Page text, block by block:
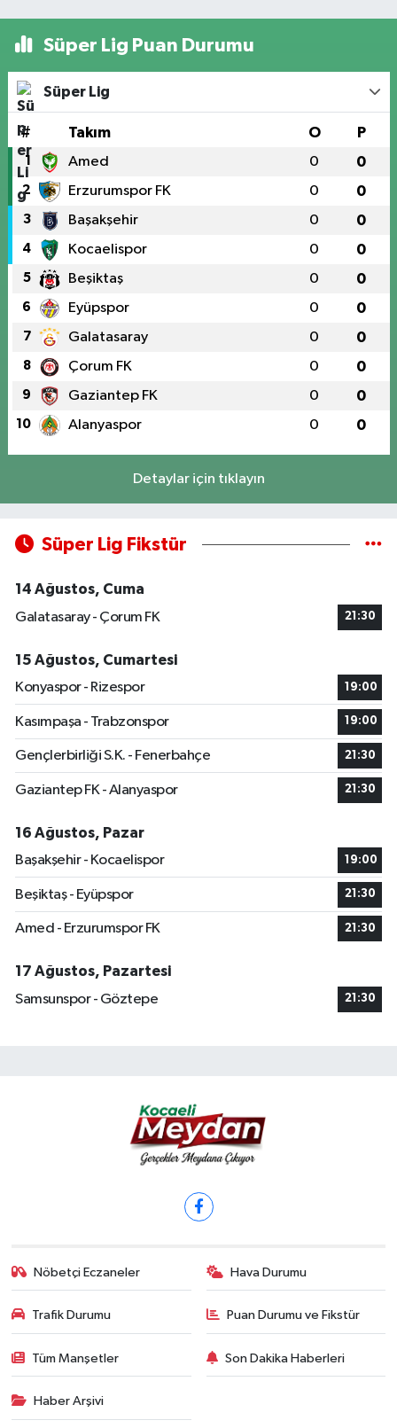
Süper Lig Puan Durumu
Süper Lig
# Takım O P
1 Amed 0 0
2 Erzurumspor FK 0 0
3 Başakşehir 0 0
4 Kocaelispor 0 0
5 Beşiktaş 0 0
6 Eyüpspor 0 0
7 Galatasaray 0 0
8 Çorum FK 0 0
9 Gaziantep FK 0 0
10 Alanyaspor 0 0
Detaylar için tıklayın
Süper Lig Fikstür
14 Ağustos, Cuma
Galatasaray - Çorum FK
21:30
15 Ağustos, Cumartesi
Konyaspor - Rizespor
19:00
Kasımpaşa - Trabzonspor 19:00
Gençlerbirliği S.K. - Fenerbahçe 21:30
Gaziantep FK - Alanyaspor 21:30
16 Ağustos, Pazar
Başakşehir - Kocaelispor
19:00
Beşiktaş - Eyüpspor 21:30
Amed - Erzurumspor FK 21:30
17 Ağustos, Pazartesi
Samsunspor - Göztepe
21:30
Nöbetçi Eczaneler Hava Durumu
Trafik Durumu Puan Durumu ve Fikstür
Tüm Manşetler Son Dakika Haberleri
Haber Arşivi